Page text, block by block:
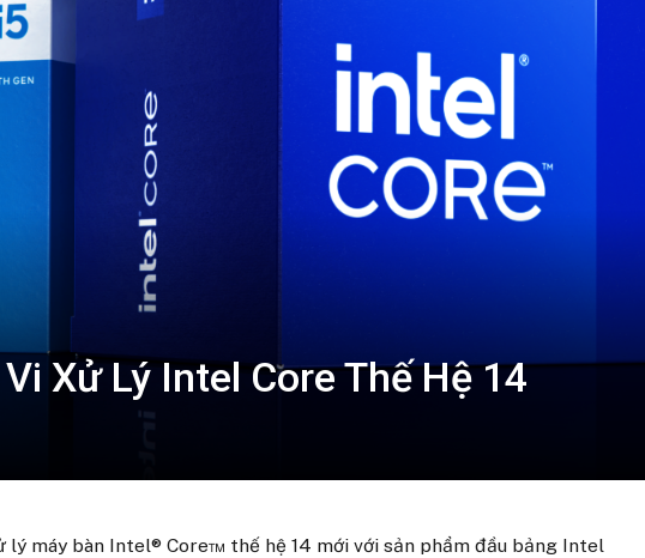
Xử Lý Intel Core Thế Hệ 14
máy bàn Intel® Core™ thế hệ 14 mới với sản phẩm đầu bảng Intel